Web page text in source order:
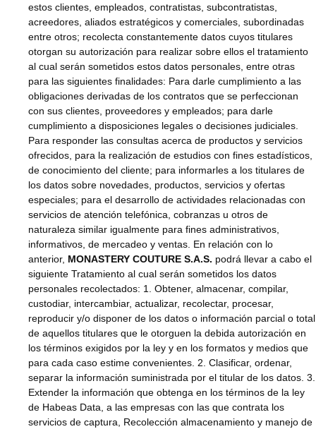
estos clientes, empleados, contratistas, subcontratistas,
acreedores, aliados estratégicos y comerciales, subordinadas
entre otros; recolecta constantemente datos cuyos titulares
otorgan su autorización para realizar sobre ellos el tratamiento
al cual serán sometidos estos datos personales, entre otras
para las siguientes finalidades: Para darle cumplimiento a las
obligaciones derivadas de los contratos que se perfeccionan
con sus clientes, proveedores y empleados; para darle
cumplimiento a disposiciones legales o decisiones judiciales.
Para responder las consultas acerca de productos y servicios
ofrecidos, para la realización de estudios con fines estadísticos,
de conocimiento del cliente; para informarles a los titulares de
los datos sobre novedades, productos, servicios y ofertas
especiales; para el desarrollo de actividades relacionadas con
servicios de atención telefónica, cobranzas u otros de
naturaleza similar igualmente para fines administrativos,
informativos, de mercadeo y ventas. En relación con lo
anterior, MONASTERY COUTURE S.A.S. podrá llevar a cabo el
siguiente Tratamiento al cual serán sometidos los datos
personales recolectados: 1. Obtener, almacenar, compilar,
custodiar, intercambiar, actualizar, recolectar, procesar,
reproducir y/o disponer de los datos o información parcial o total
de aquellos titulares que le otorguen la debida autorización en
los términos exigidos por la ley y en los formatos y medios que
para cada caso estime convenientes. 2. Clasificar, ordenar,
separar la información suministrada por el titular de los datos. 3.
Extender la información que obtenga en los términos de la ley
de Habeas Data, a las empresas con las que contrata los
servicios de captura, Recolección almacenamiento y manejo de